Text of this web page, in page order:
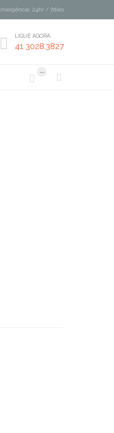
24hr / 7dias
 LIGUE AGORA:
41 3028.3827

...
